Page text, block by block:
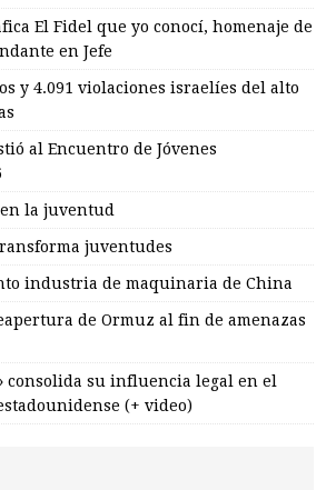
El Fidel que yo conocí, homenaje de
en Jefe
y 4.091 violaciones israelíes del alto
al Encuentro de Jóvenes
la juventud
juventudes
industria de maquinaria de China
de Ormuz al fin de amenazas
consolida su influencia legal en el
(+ video)